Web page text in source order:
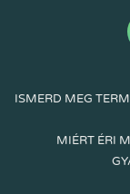
ISMERD MEG
MIÉRT ÉRI